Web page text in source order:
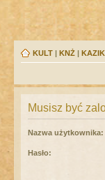
KULT | KNŻ | KAZIK
Musisz być
Nazwa użytkownika:
Hasło: